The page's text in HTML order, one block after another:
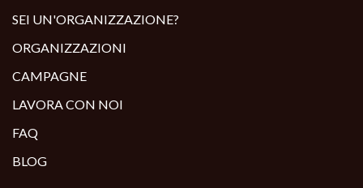
SEI UN'ORGANIZZAZIONE?
ORGANIZZAZIONI
CAMPAGNE
LAVORA CON NOI
FAQ
BLOG